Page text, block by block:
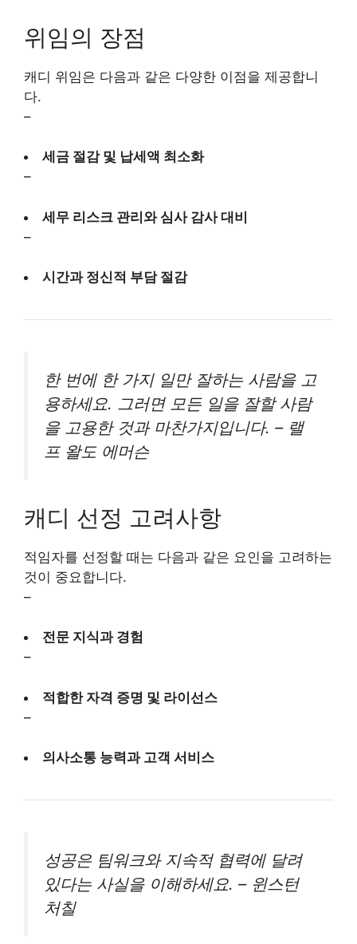
위임의 장점
캐디 위임은 다음과 같은 다양한 이점을 제공합니
다.
–
세금 절감 및 납세액 최소화
–
세무 리스크 관리와 심사 감사 대비
–
시간과 정신적 부담 절감
한 번에 한 가지 일만 잘하는 사람을 고
용하세요. 그러면 모든 일을 잘할 사람
을 고용한 것과 마찬가지입니다. – 랠
프 왈도 에머슨
캐디 선정 고려사항
적임자를 선정할 때는 다음과 같은 요인을 고려하는
것이 중요합니다.
–
전문 지식과 경험
–
적합한 자격 증명 및 라이선스
–
의사소통 능력과 고객 서비스
성공은 팀워크와 지속적 협력에 달려
있다는 사실을 이해하세요. – 윈스턴
처칠